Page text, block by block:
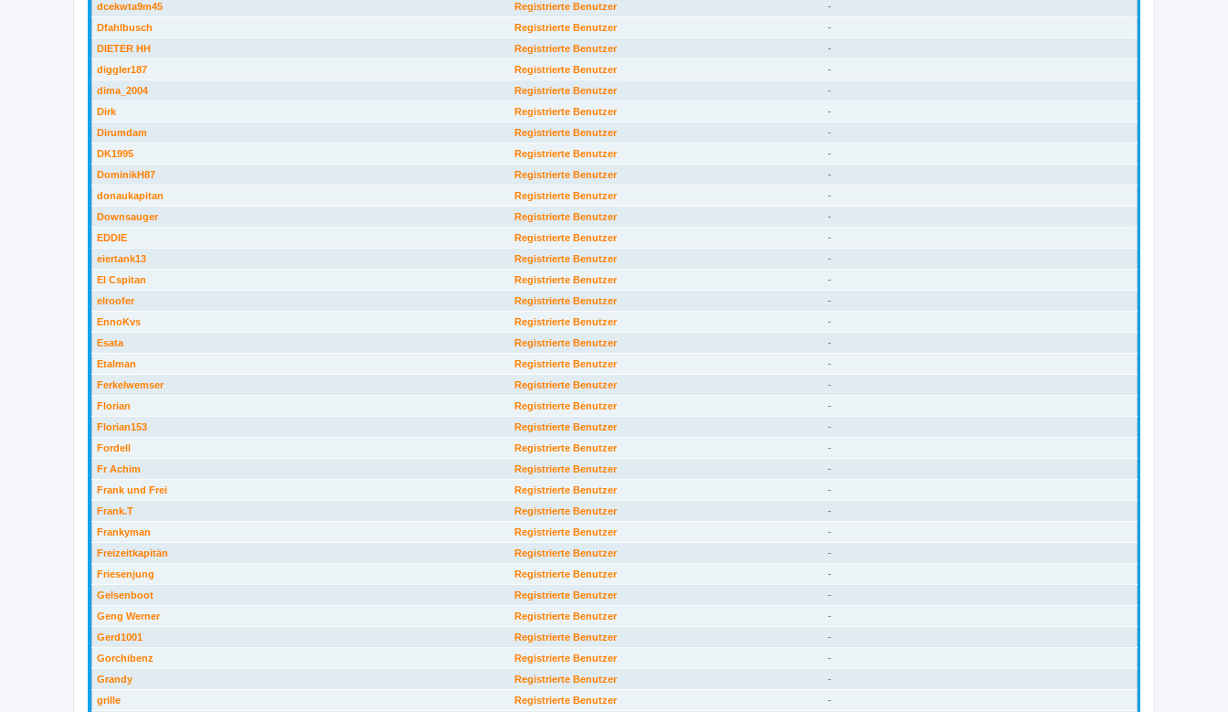
dcekwta9m45
Registrierte Benutzer
-
Dfahlbusch
Registrierte Benutzer
-
DIETER HH
Registrierte Benutzer
-
diggler187
Registrierte Benutzer
-
dima_2004
Registrierte Benutzer
-
Dirk
Registrierte Benutzer
-
Dirumdam
Registrierte Benutzer
-
DK1995
Registrierte Benutzer
-
DominikH87
Registrierte Benutzer
-
donaukapitan
Registrierte Benutzer
-
Downsauger
Registrierte Benutzer
-
EDDIE
Registrierte Benutzer
-
eiertank13
Registrierte Benutzer
-
El Cspitan
Registrierte Benutzer
-
elroofer
Registrierte Benutzer
-
EnnoKvs
Registrierte Benutzer
-
Esata
Registrierte Benutzer
-
Etalman
Registrierte Benutzer
-
Ferkelwemser
Registrierte Benutzer
-
Florian
Registrierte Benutzer
-
Florian153
Registrierte Benutzer
-
Fordell
Registrierte Benutzer
-
Fr Achim
Registrierte Benutzer
-
Frank und Frei
Registrierte Benutzer
-
Frank.T
Registrierte Benutzer
-
Frankyman
Registrierte Benutzer
-
Freizeitkapitän
Registrierte Benutzer
-
Friesenjung
Registrierte Benutzer
-
Gelsenboot
Registrierte Benutzer
-
Geng Werner
Registrierte Benutzer
-
Gerd1001
Registrierte Benutzer
-
Gorchibenz
Registrierte Benutzer
-
Grandy
Registrierte Benutzer
-
grille
Registrierte Benutzer
-